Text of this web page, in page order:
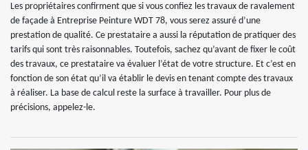
Les propriétaires confirment que si vous confiez les travaux de ravalement
de façade à Entreprise Peinture WDT 78, vous serez assuré d’une
prestation de qualité. Ce prestataire a aussi la réputation de pratiquer des
tarifs qui sont très raisonnables. Toutefois, sachez qu’avant de fixer le coût
des travaux, ce prestataire va évaluer l’état de votre structure. Et c’est en
fonction de son état qu’il va établir le devis en tenant compte des travaux
à réaliser. La base de calcul reste la surface à travailler. Pour plus de
précisions, appelez-le.